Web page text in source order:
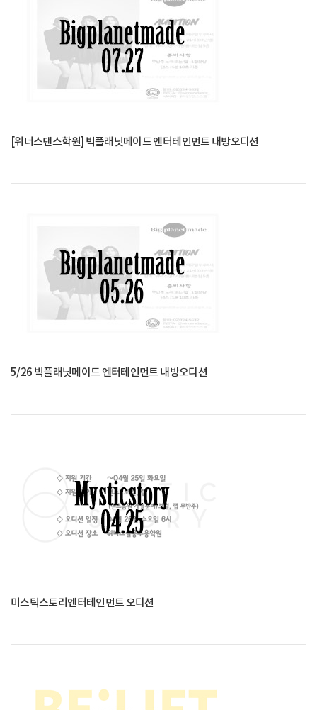
[위너스댄스학원] 빅플래닛메이드 엔터테인먼트 내방오디션
5/26 빅플래닛메이드 엔터테인먼트 내방오디션
미스틱스토리엔터테인먼트 오디션